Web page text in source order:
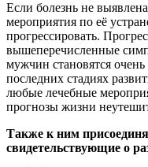
Если болезнь не
мероприятия по её
прогрессировать.
вышеперечисленные
мужчин становятся
последних стадиях
любые лечебные
прогнозы жизни
Также к ним
свидетельствующие о